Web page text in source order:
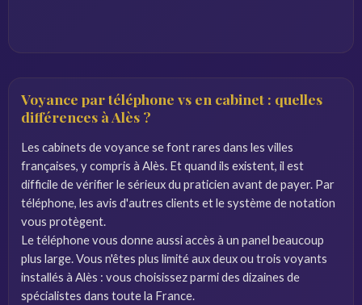
Voyance par téléphone vs en cabinet : quelles
différences à Alès ?
Les cabinets de voyance se font rares dans les villes
françaises, y compris à Alès. Et quand ils existent, il est
difficile de vérifier le sérieux du praticien avant de payer. Par
téléphone, les avis d'autres clients et le système de notation
vous protègent.
Le téléphone vous donne aussi accès à un panel beaucoup
plus large. Vous n'êtes plus limité aux deux ou trois voyants
installés à Alès : vous choisissez parmi des dizaines de
spécialistes dans toute la France.